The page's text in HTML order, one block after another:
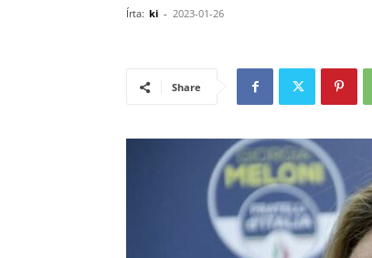
Írta: ki - 2023-01-26
Share